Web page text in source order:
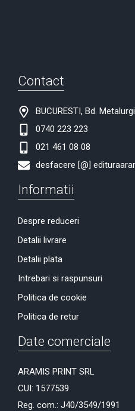
Contact
BUCURESTI, Bd.
0740 223 223
021 461 08 08
desfacere [@]
Informatii
Despre reduceri
Detalii livrare
Detalii plata
Intrebari si raspunsuri
Politica de cookie
Politica de retur
Date comerciale
ARAMIS PRINT SRL
CUI: 1577539
Reg. com.: J40/3549/1991